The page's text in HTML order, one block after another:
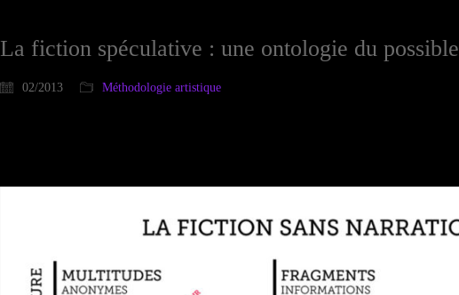
La fiction spéculative : une ontologie du possible
02/2013 Méthodologie artistique